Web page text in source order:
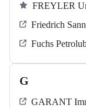
FREYLER
Friedrich
Fuchs
G
GARANT